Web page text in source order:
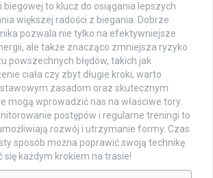
biegowej to klucz do osiągania lepszych
większej radości z biegania. Dobrze
pozwala nie tylko na efektywniejsze
ale także znacząco zmniejsza ryzyko
powszechnych błędów, takich jak
ciała czy zbyt długie kroki, warto
zasadom oraz skutecznym
mogą wprowadzić nas na właściwe tory.
postępów i regularne treningi to
rozwój i utrzymanie formy. Czas
sposób można poprawić swoją technikę
się każdym krokiem na trasie!